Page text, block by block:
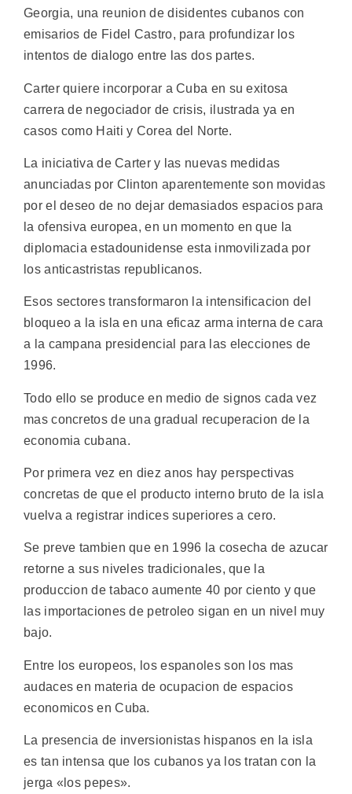
Georgia, una reunion de disidentes cubanos con
emisarios de Fidel Castro, para profundizar los
intentos de dialogo entre las dos partes.
Carter quiere incorporar a Cuba en su exitosa
carrera de negociador de crisis, ilustrada ya en
casos como Haiti y Corea del Norte.
La iniciativa de Carter y las nuevas medidas
anunciadas por Clinton aparentemente son movidas
por el deseo de no dejar demasiados espacios para
la ofensiva europea, en un momento en que la
diplomacia estadounidense esta inmovilizada por
los anticastristas republicanos.
Esos sectores transformaron la intensificacion del
bloqueo a la isla en una eficaz arma interna de cara
a la campana presidencial para las elecciones de
1996.
Todo ello se produce en medio de signos cada vez
mas concretos de una gradual recuperacion de la
economia cubana.
Por primera vez en diez anos hay perspectivas
concretas de que el producto interno bruto de la isla
vuelva a registrar indices superiores a cero.
Se preve tambien que en 1996 la cosecha de azucar
retorne a sus niveles tradicionales, que la
produccion de tabaco aumente 40 por ciento y que
las importaciones de petroleo sigan en un nivel muy
bajo.
Entre los europeos, los espanoles son los mas
audaces en materia de ocupacion de espacios
economicos en Cuba.
La presencia de inversionistas hispanos en la isla
es tan intensa que los cubanos ya los tratan con la
jerga «los pepes».